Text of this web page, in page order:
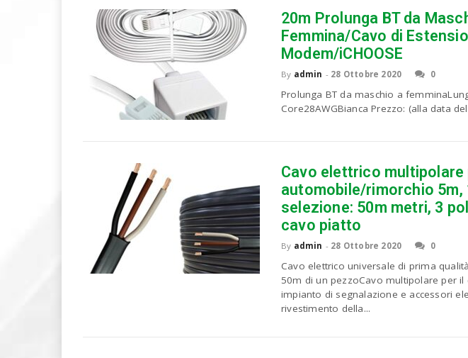
u
o
P
C
20m Prolunga BT da
Femmina/Cavo di
Modem/iCHOOSE
By admin - 28 Ottobre 2020 0
Prolunga BT da maschio a
Core28AWGBianca Prezzo: (alla data
Cavo elettrico multipolare
automobile/rimorchio 5m,
selezione: 50m metri, 3
cavo piatto
By admin - 28 Ottobre 2020 0
Cavo elettrico universale di prima
50m di un pezzoCavo multipolare per il
impianto di segnalazione e accessori
rivestimento della...